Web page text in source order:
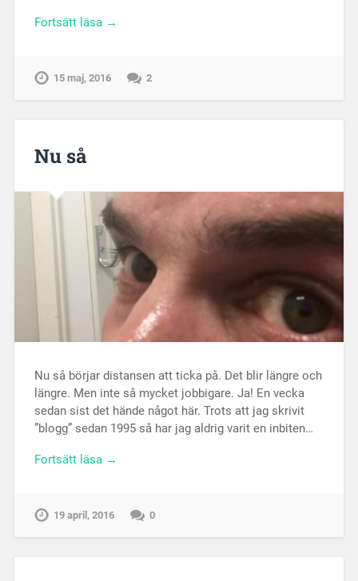
Fortsätt läsa →
15 maj, 2016 2
Nu så
Nu så börjar distansen att ticka på. Det blir längre och
längre. Men inte så mycket jobbigare. Ja! En vecka
sedan sist det hände något här. Trots att jag skrivit
”blogg” sedan 1995 så har jag aldrig varit en inbiten…
Fortsätt läsa →
19 april, 2016 0